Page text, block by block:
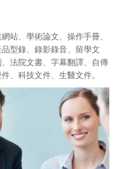
站、學術論文、操作手冊、
型錄、錄影錄音、留學文
法院文書、字幕翻譯、自傳
、科技文件、生醫文件。